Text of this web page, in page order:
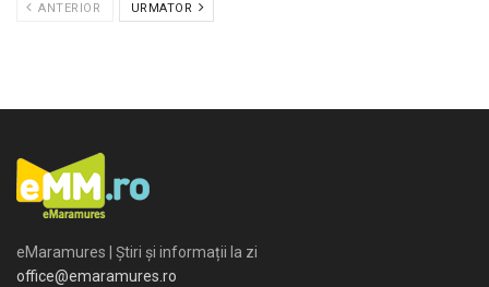
ANTERIOR URMATOR
eMaramures | Știri și informații la zi
office@emaramures.ro